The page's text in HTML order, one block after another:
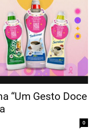
“Um Gesto Doce
0